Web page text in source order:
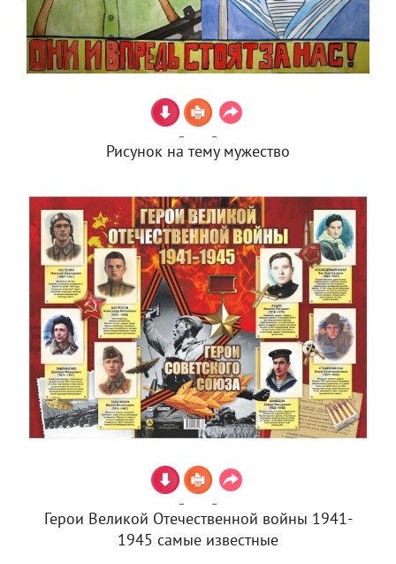
Рисунок на тему мужество
Герои Великой Отечественной войны 1941-
1945 самые известные